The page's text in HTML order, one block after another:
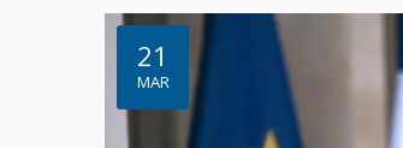
21
MAR